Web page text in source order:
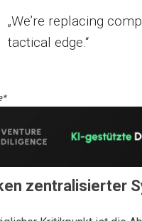
„We’re replacing
tactical edge.“
zentralisierter